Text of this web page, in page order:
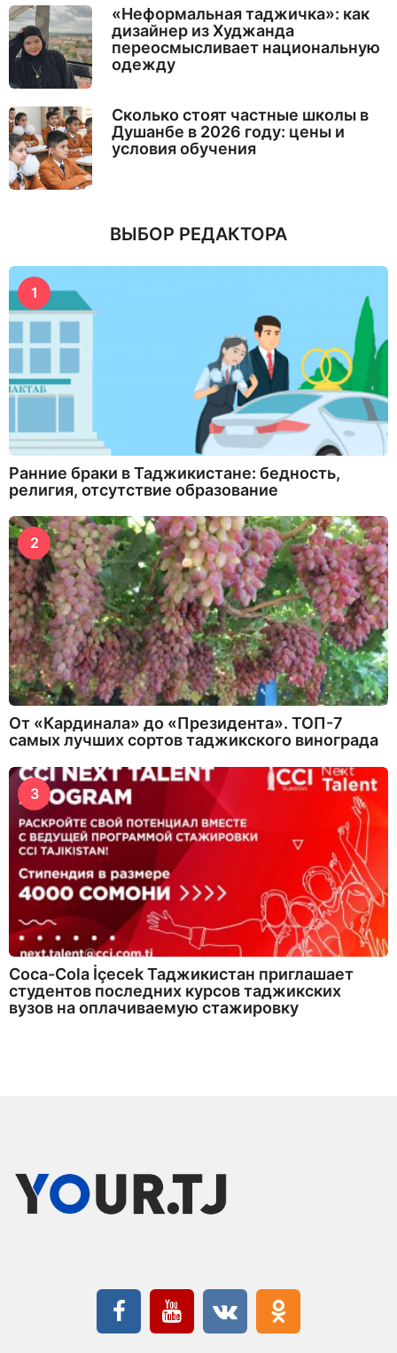
«Неформальная таджичка»: как
дизайнер из Худжанда
переосмысливает национальную
одежду
Сколько стоят частные школы в
Душанбе в 2026 году: цены и
условия обучения
ВЫБОР РЕДАКТОРА
1
Ранние браки в Таджикистане: бедность,
религия, отсутствие образование
2
От «Кардинала» до «Президента». ТОП-7
самых лучших сортов таджикского винограда
3
Coca-Cola İçecek Таджикистан приглашает
студентов последних курсов таджикских
вузов на оплачиваемую стажировку